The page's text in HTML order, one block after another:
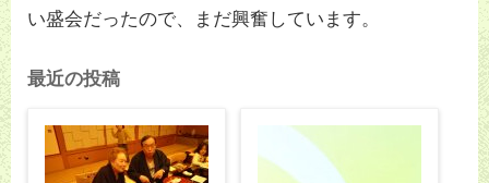
い盛会だったので、まだ興奮しています。
最近の投稿